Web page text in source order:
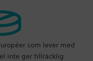
som lever med
inte ger tillräcklig